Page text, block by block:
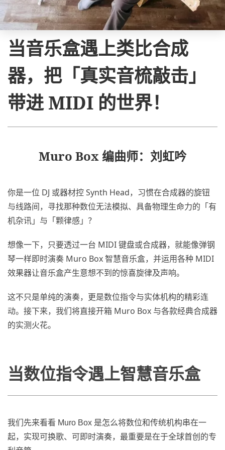
当音乐盒遇上类比合成
器，把「真实音梳敲击」
带进 MIDI 的世界！
Muro Box 编曲师：刘虹吟
你是一位 DJ 或器材控 Synth Head，习惯在合成器的旋钮
与线路间，寻找那种数位无法模拟、具备物理生命力的「有
机杂讯」与「颗律感」？
想像一下，只要透过一台 MIDI 键盘或合成器，就能像弹钢
琴一样即时演奏 Muro Box 智慧音乐盒，并运用各种 MIDI
效果器让音乐盒产生意想不到的惊喜旋律及声响。
这不只是单纯的演奏，更是数位指令与实体机构的精彩连
动。接下来，我们将直接开箱 Muro Box 与各款经典合成器
的实测火花。
当数位指令遇上智慧音乐盒
我们先来看看 Muro Box 是怎么将数位和传统机构串在一
起，实现可换歌、可即时演奏，最重要是在于全球首创的专